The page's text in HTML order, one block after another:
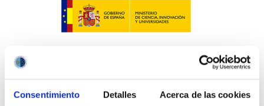
Consentimiento Detalles Acerca de las cookies